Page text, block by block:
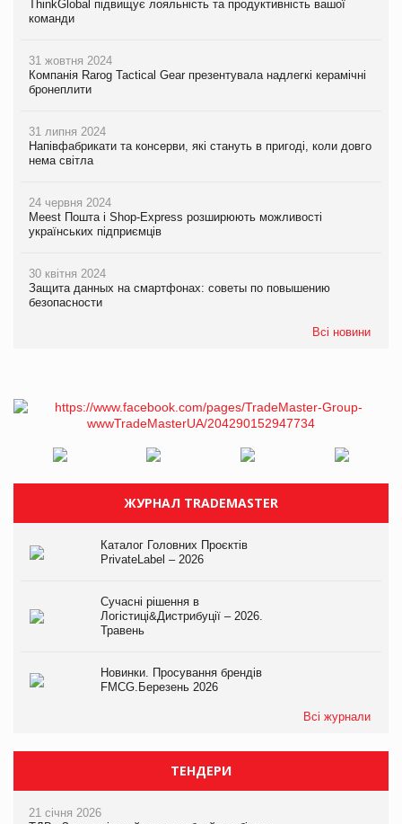
ThinkGlobal підвищує лояльність та продуктивність вашої
команди
31 жовтня 2024
Компанія Rarog Tactical Gear презентувала надлегкі керамічні
бронеплити
31 липня 2024
Напівфабрикати та консерви, які стануть в пригоді, коли довго
нема світла
24 червня 2024
Meest Пошта і Shop-Express розширюють можливості
українських підприємців
30 квітня 2024
Защита данных на смартфонах: советы по повышению
безопасности
Всі новини
ЖУРНАЛ TRADEMASTER
Каталог Головних Проєктів
PrivateLabel – 2026
Сучасні рішення в
Логістиці&Дистрибуції – 2026.
Травень
Новинки. Просування брендів
FMCG.Березень 2026
Всі журнали
ТЕНДЕРИ
21 січня 2026